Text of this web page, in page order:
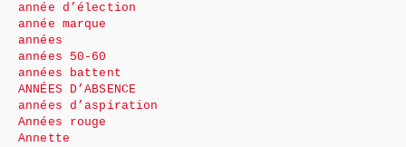
année d’élection
année marque
années
années 50-60
années battent
ANNÉES D’ABSENCE
années d’aspiration
Années rouge
Annette